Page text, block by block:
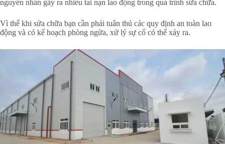
nguyên nhân gây ra nhiều tai nạn lao động trong quá trình sửa chữa.
Vì thế khi sửa chữa bạn cần phải tuân thủ các quy định an toàn lao
động và có kế hoạch phòng ngừa, xử lý sự cố có thể xảy ra.